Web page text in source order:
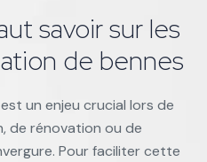
savoir sur les
de bennes
un enjeu crucial lors de
de rénovation ou de
Pour faciliter cette